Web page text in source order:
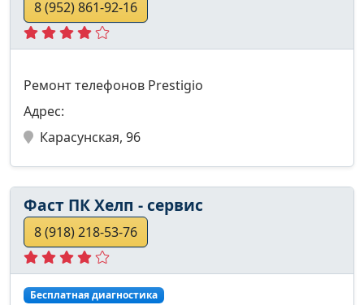
8 (952) 861-92-16
Ремонт телефонов Prestigio
Адрес:
Карасунская, 96
Фаст ПК Хелп - сервис
8 (918) 218-53-76
Бесплатная диагностика